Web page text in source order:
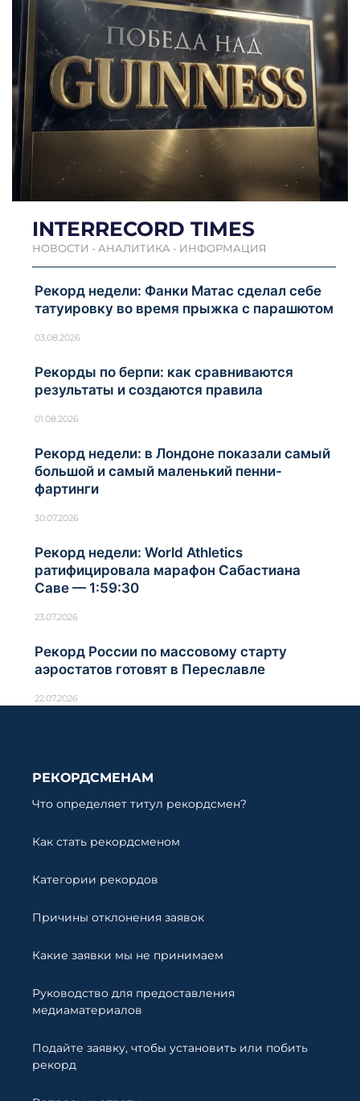
INTERRECORD TIMES
НОВОСТИ - АНАЛИТИКА - ИНФОРМАЦИЯ
Рекорд недели: Фанки Матас сделал себе
татуировку во время прыжка с парашютом
03.08.2026
Рекорды по берпи: как сравниваются
результаты и создаются правила
01.08.2026
Рекорд недели: в Лондоне показали самый
большой и самый маленький пенни-
фартинги
30.07.2026
Рекорд недели: World Athletics
ратифицировала марафон Сабастиана
Саве — 1:59:30
23.07.2026
Рекорд России по массовому старту
аэростатов готовят в Переславле
22.07.2026
РЕКОРДСМЕНАМ
Что определяет титул рекордсмен?
Как стать рекордсменом
Категории рекордов
Причины отклонения заявок
Какие заявки мы не принимаем
Руководство для предоставления
медиаматериалов
Подайте заявку, чтобы установить или побить
рекорд